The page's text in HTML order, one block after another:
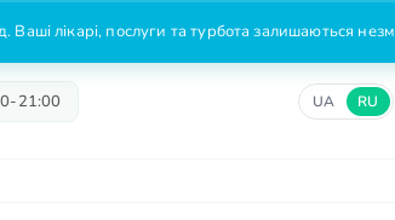
Ваші лікарі, послуги та турбота залишаються
21:00 UA RU